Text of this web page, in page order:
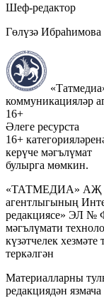
Шеф-редактор
Гөлүзә Ибраһимова
коммуникацияләр
16+
Әлеге ресурста
16+
керүче мәгълүмат
булырга мөмкин.
«ТАТМЕДИА» АҖ
агентлыгының
редакциясе» ЭЛ №
мәгълүмати
күзәтчелек
теркәлгән
Материалларны
редакциядән